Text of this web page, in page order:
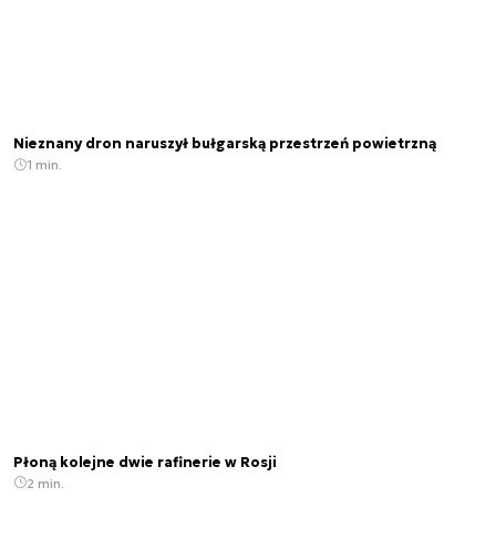
Nieznany dron naruszył bułgarską przestrzeń powietrzną
1 min.
Płoną kolejne dwie rafinerie w Rosji
2 min.